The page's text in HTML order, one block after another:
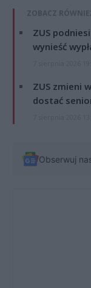
ZOBACZ
ZUS
wynieść
ZUS zmieni
dostać
Obserwuj